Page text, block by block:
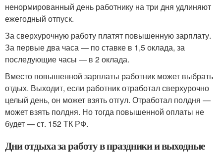
ненормированный день работнику на три дня удлиняют
ежегодный отпуск.
За сверхурочную работу платят повышенную зарплату.
За первые два часа — по ставке в 1,5 оклада, за
последующие часы — в 2 оклада.
Вместо повышенной зарплаты работник может выбрать
отдых. Выходит, если работник отработал сверхурочно
целый день, он может взять отгул. Отработал полдня —
может взять полдня. Но тогда повышенной оплаты не
будет — ст. 152 ТК РФ.
Дни отдыха за работу в праздники и выходные